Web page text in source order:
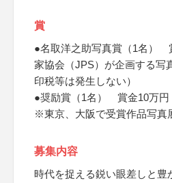
賞
●名取洋之助写真賞（1名）
家協会（JPS）が企画する写
印税等は発生しない）
●奨励賞（1名） 賞金10万円
※東京、大阪で受賞作品写真
募集内容
時代を捉える鋭い眼差しと豊